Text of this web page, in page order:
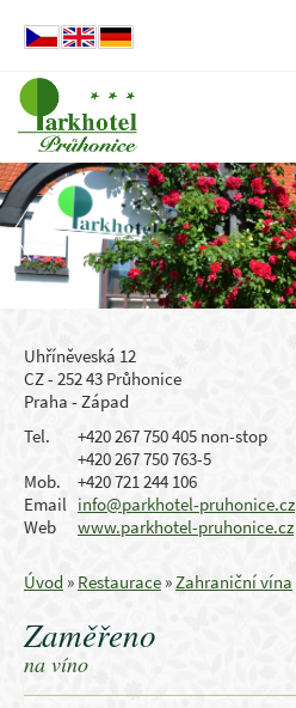
Uhříněveská 12
CZ - 252 43 Průhonice
Praha - Západ
Tel.
+420 267 750 405 non-stop
+420 267 750 763-5
Mob.
+420 721 244 106
Email info@parkhotel-pruhonice.cz
Web
www.parkhotel-pruhonice.cz
Úvod » Restaurace »Zahraniční vína
Zaměřeno
na víno